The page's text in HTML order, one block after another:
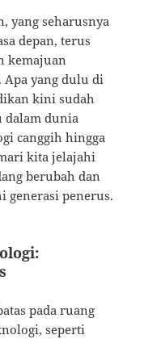
yang seharusnya
depan, terus
kemajuan
yang dulu di
kini sudah
dalam dunia
canggih hingga
kita jelajahi
berubah dan
generasi penerus.
pada ruang
seperti